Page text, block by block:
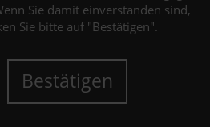
Sie damit einverstanden sind,
Sie bitte auf "Bestätigen".
Bestätigen